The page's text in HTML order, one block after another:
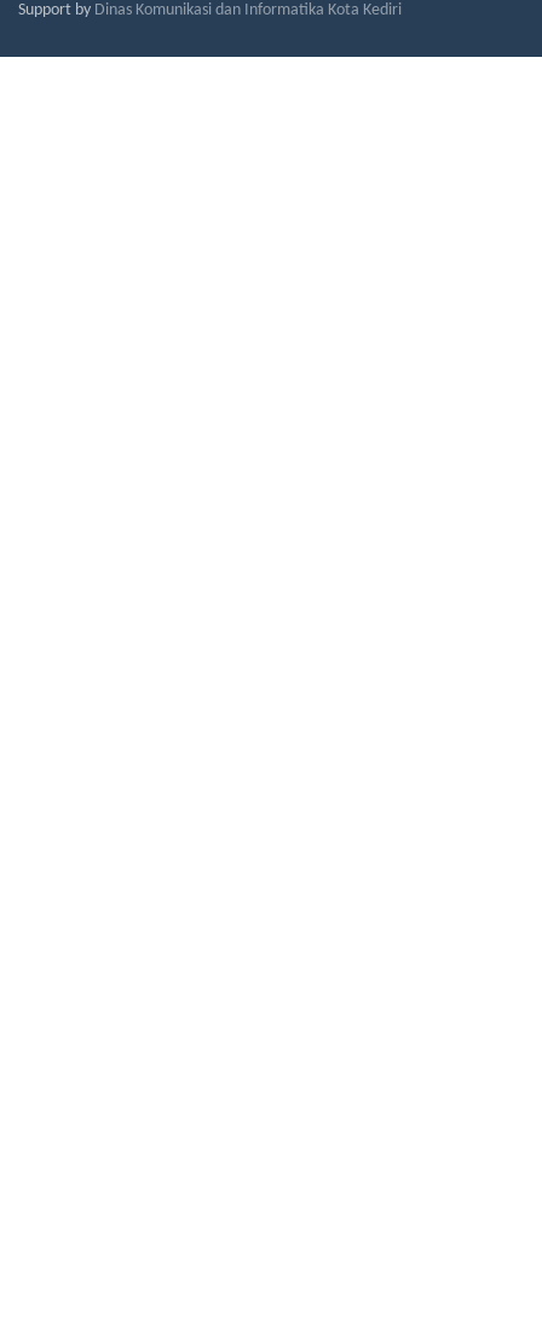
Support by Dinas Komunikasi dan Informatika Kota Kediri